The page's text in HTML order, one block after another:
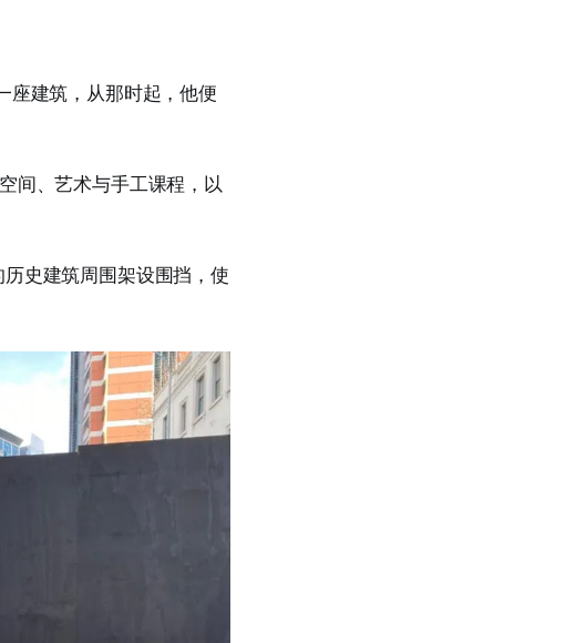
建筑，从那时起，他便
间、艺术与手工课程，以
史建筑周围架设围挡，使